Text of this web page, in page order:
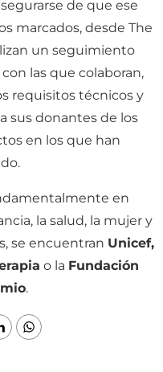
de que ese
marcados, desde The
un seguimiento
las que colaboran,
requisitos técnicos y
sus donantes de los
en los que han
en
la salud, la mujer y
se encuentran Unicef,
o la Fundación
.